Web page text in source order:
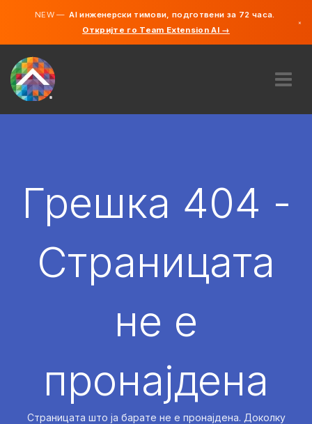
NEW —AI инженерски тимови, подготвени за 72 часа.
Откријте го Team Extension AI →
×
АНГАЖИРАЈ
Грешка 404 -
Страницата
не е
пронајдена
Страницата што ја барате не е пронајдена. Доколку